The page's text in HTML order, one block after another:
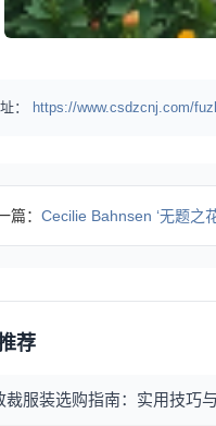
： https://www.csdzcnj.com/
篇： Cecilie Bahnsen ‘无题之花’
荐
裁服装选购指南：实用技巧